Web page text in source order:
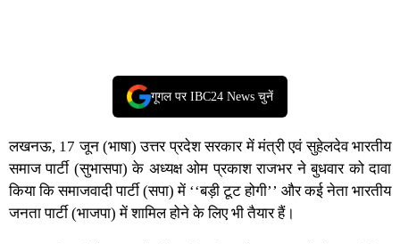
गूगल पर IBC24 News चुनें
लखनऊ, 17 जून (भाषा) उत्तर प्रदेश सरकार में मंत्री एवं सुहेलदेव भारतीय
समाज पार्टी (सुभासपा) के अध्यक्ष ओम प्रकाश राजभर ने बुधवार को दावा
किया कि समाजवादी पार्टी (सपा) में ‘‘बड़ी टूट होगी’’ और कई नेता भारतीय
जनता पार्टी (भाजपा) में शामिल होने के लिए भी तैयार हैं।